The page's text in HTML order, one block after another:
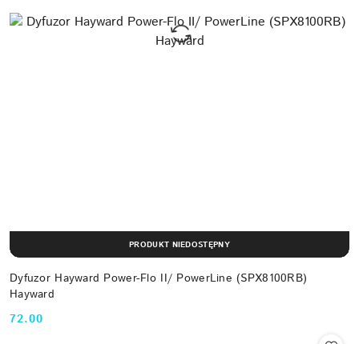
Dyfuzor Hayward Power-Flo II/ PowerLine (SPX8100RB)
Hayward
Cena:
72.00
PRODUKT NIEDOSTĘPNY